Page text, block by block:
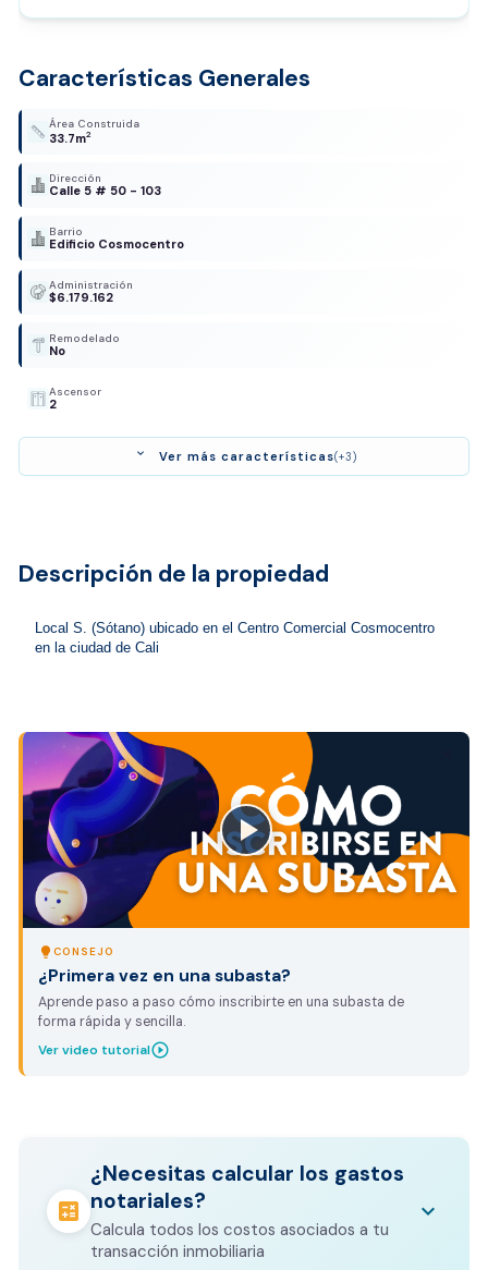
Características Generales
Área Construida
33.7m2
Dirección
Calle 5 # 50 - 103
Barrio
Edificio Cosmocentro
Administración
$6.179.162
Remodelado
No
Ascensor
2
expand_more Ver más características(+3)
Descripción de la propiedad
Local S. (Sótano) ubicado en el Centro Comercial Cosmocentro
en la ciudad de Cali
lightbulb CONSEJO
¿Primera vez en una subasta?
Aprende paso a paso cómo inscribirte en una subasta de
forma rápida y sencilla.
Ver video tutorialplay_circle_outline
calculate
¿Necesitas calcular los gastos
notariales?
Calcula todos los costos asociados a tu
transacción inmobiliaria
keyboard_arrow_down